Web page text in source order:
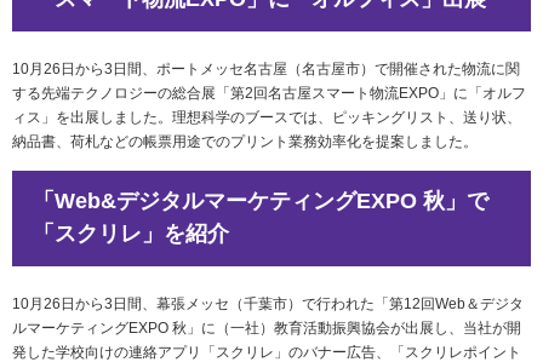
10月26日から3日間、ポートメッセ名古屋（名古屋市）で開催された物流に関
する先端テクノロジーの総合展「第2回名古屋スマート物流EXPO」に「オルフ
ィス」を出展しました。理想科学のブースでは、ピッキングリスト、送り状、
納品書、荷札などの帳票用途でのプリント業務効率化を提案しました。
「Web&デジタルマーケティングEXPO 秋」で
「スクリレ」を紹介
10月26日から3日間、幕張メッセ（千葉市）で行われた「第12回Web＆デジタ
ルマーケティングEXPO 秋」に（一社）教育活動振興協会が出展し、当社が開
発した学校向けの連絡アプリ「スクリレ」のバナー広告、「スクリレポイント